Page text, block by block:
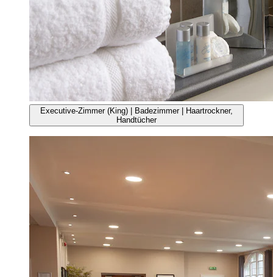
Executive-Zimmer (King) | Badezimmer | Haartrockner,
Handtücher